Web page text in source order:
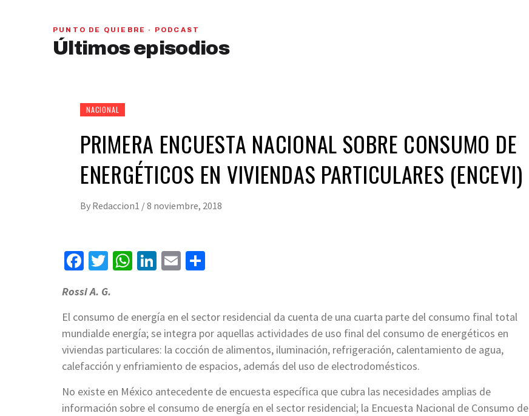
PUNTO DE QUIEBRE · PODCAST
Últimos episodios
PAN y MC se beneficiarían con una alianza,
señaló Gerardo Leal
NACIONAL
PRIMERA ENCUESTA NACIONAL SOBRE CONSUMO DE
ENERGÉTICOS EN VIVIENDAS PARTICULARES (ENCEVI)
By Redaccion1 /8 noviembre, 2018
Facebook
Twitter
WhatsApp
LinkedIn
Email
Rossi A. G.
El consumo de energía en el sector residencial da cuenta de una cuarta parte del consumo final total
mundialde energía; se integra por aquellas actividades de uso final del consumo de energéticos en
viviendas particulares: la cocción de alimentos, iluminación, refrigeración, calentamiento de agua,
calefacción y enfriamiento de espacios, además del uso de electrodomésticos.
No existe en México antecedente de encuesta específica que cubra las necesidades amplias de
información sobre el consumo de energía en el sector residencial; la Encuesta Nacional de Consumo de